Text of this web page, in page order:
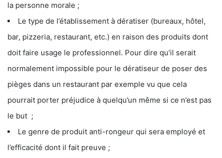
la personne morale ;
Le type de l’établissement à dératiser (bureaux, hôtel,
bar, pizzeria, restaurant, etc.) en raison des produits dont
doit faire usage le professionnel. Pour dire qu’il serait
normalement impossible pour le dératiseur de poser des
pièges dans un restaurant par exemple vu que cela
pourrait porter préjudice à quelqu’un même si ce n’est pas
le but ;
Le genre de produit anti-rongeur qui sera employé et
l’efficacité dont il fait preuve ;